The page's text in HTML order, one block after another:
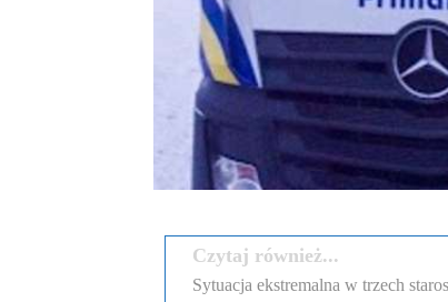
Czytaj również...
Sytuacja ekstremalna w trzech